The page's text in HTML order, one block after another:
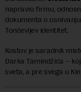
napravio firmu,
dokumenta o
Tončevljev identitet.
Kostov je saradnik
Darka Tamindžića –
sveta, a pre svega u